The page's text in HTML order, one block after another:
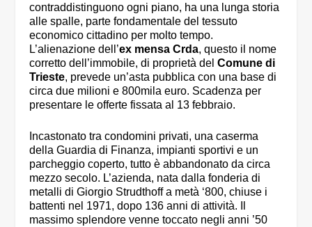
contraddistinguono ogni piano, ha una lunga storia
alle spalle, parte fondamentale del tessuto
economico cittadino per molto tempo.
L’alienazione dell’ex mensa Crda, questo il nome
corretto dell’immobile, di proprietà delComune di
Trieste, prevede un’asta pubblica con una base di
circa due milioni e 800mila euro. Scadenza per
presentare le offerte fissata al 13 febbraio.
Incastonato tra condomini privati, una caserma
della Guardia di Finanza, impianti sportivi e un
parcheggio coperto, tutto è abbandonato da circa
mezzo secolo. L’azienda, nata dalla fonderia di
metalli di Giorgio Strudthoff a metà ‘800, chiuse i
battenti nel 1971, dopo 136 anni di attività. Il
massimo splendore venne toccato negli anni ’50